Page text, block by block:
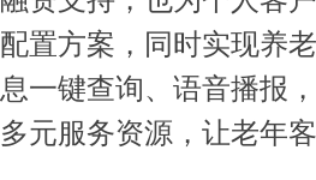
配置方案，同时实现养
息一键查询、语音播报
多元服务资源，让老年